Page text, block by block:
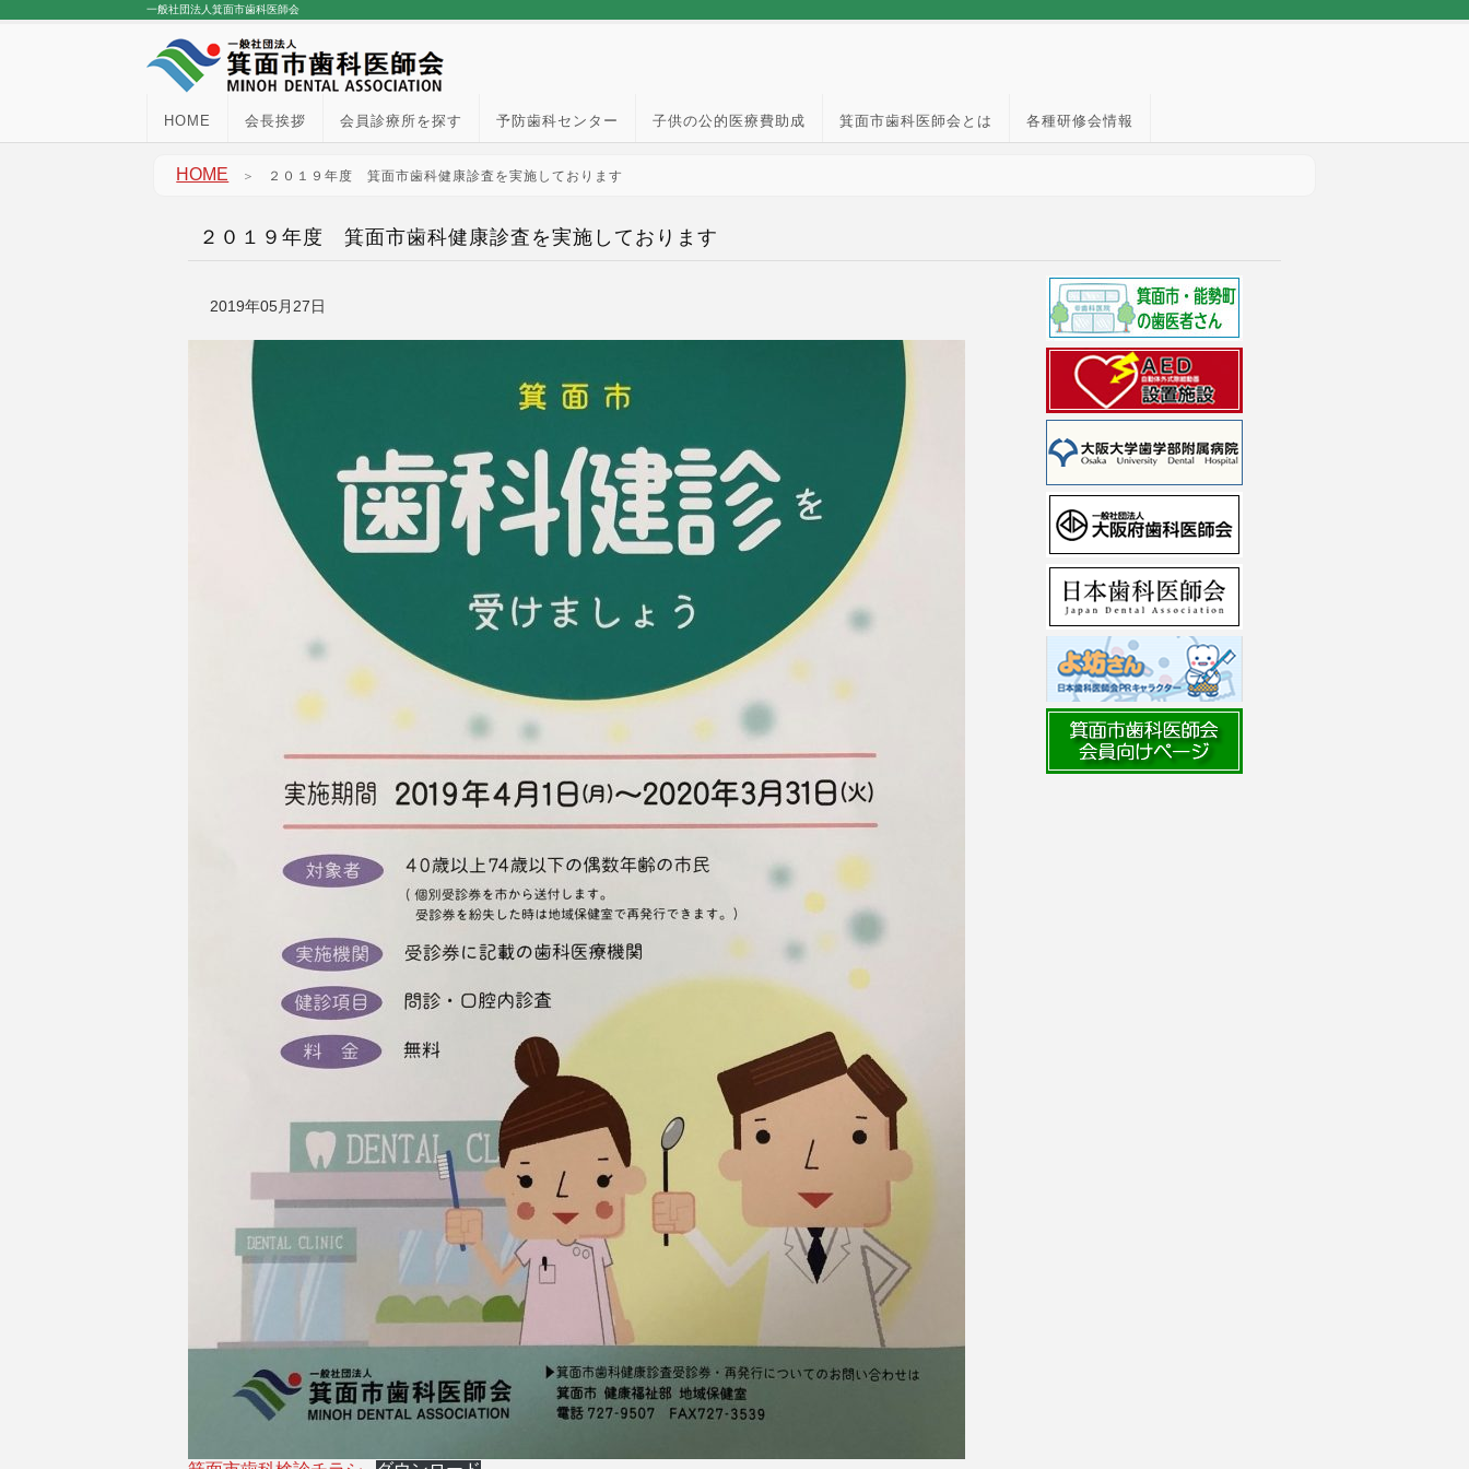
一般社団法人箕面市歯科医師会
HOME 会長挨拶 会員診療所を探す 予防歯科センター 子供の公的医療費助成 箕面市歯科医師会とは 各種研修会情報
HOME ＞ ２０１９年度 箕面市歯科健康診査を実施しております
２０１９年度 箕面市歯科健康診査を実施しております
2019年05月27日